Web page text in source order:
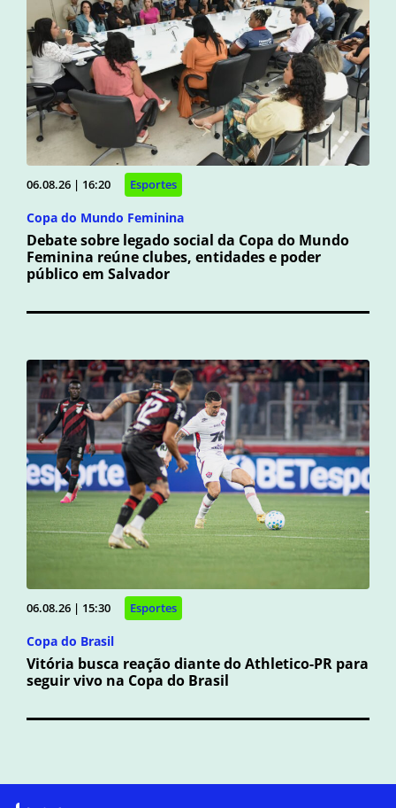
06.08.26 | 16:20 Esportes
Copa do Mundo Feminina
Debate sobre legado social da Copa do Mundo
Feminina reúne clubes, entidades e poder
público em Salvador
06.08.26 | 15:30 Esportes
Copa do Brasil
Vitória busca reação diante do Athletico-PR para
seguir vivo na Copa do Brasil